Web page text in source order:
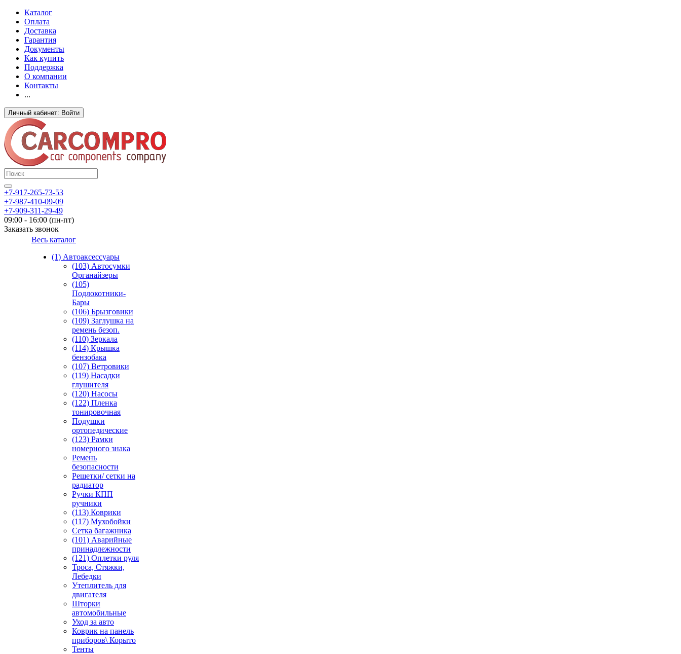
Каталог
Оплата
Доставка
Гарантия
Документы
Как купить
Поддержка
О компании
Контакты
...
Личный кабинет: Войти
+7-917-265-73-53
+7-987-410-09-09
+7-909-311-29-49
09:00 - 16:00 (пн-пт)
Заказать звонок
Весь каталог
(1) Автоаксессуары
(103) Автосумки
Органайзеры
(105)
Подлокотники-
Бары
(106) Брызговики
(109) Заглушка на
ремень безоп.
(110) Зеркала
(114) Крышка
бензобака
(107) Ветровики
(119) Насадки
глушителя
(120) Насосы
(122) Пленка
тонировочная
Подушки
ортопедические
(123) Рамки
номерного знака
Ремень
безопасности
Решетки/ сетки на
радиатор
Ручки КПП
ручники
(113) Коврики
(117) Мухобойки
Сетка багажника
(101) Аварийные
принадлежности
(121) Оплетки руля
Троса, Стяжки,
Лебедки
Утеплитель для
двигателя
Шторки
автомобильные
Уход за авто
Коврик на панель
приборов\ Корыто
Тенты